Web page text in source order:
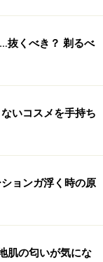
抜くべき？ 剃るべ
いコスメを手持ち
ョンガ浮く時の原
肌の匂いが気にな